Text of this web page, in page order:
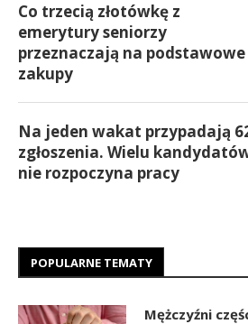
Co trzecią złotówkę z
emerytury seniorzy
przeznaczają na podstawowe
zakupy
Na jeden wakat przypadają
zgłoszenia. Wielu
nie rozpoczyna pracy
POPULARNE TEMATY
Mężczyźni